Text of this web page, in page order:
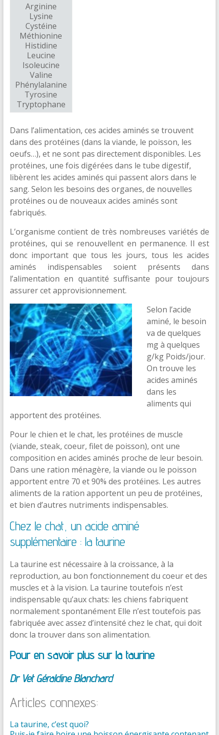
Arginine
Lysine
Cystéine
Méthionine
Histidine
Leucine
Isoleucine
Valine
Phénylalanine
Tyrosine
Tryptophane
Dans l’alimentation, ces acides aminés se trouvent
dans des protéines (dans la viande, le poisson, les
oeufs…), et ne sont pas directement disponibles. Les
protéines, une fois digérées dans le tube digestif,
libèrent les acides aminés qui passent alors dans le
sang. Selon les besoins des organes, de nouvelles
protéines ou de nouveaux acides aminés sont
fabriqués.
L’organisme contient de très nombreuses variétés de
protéines, qui se renouvellent en permanence. Il est
donc important que tous les jours, tous les acides
aminés indispensables soient présents dans
l’alimentation en quantité suffisante pour toujours
assurer cet approvisionnement.
Selon l’acide
aminé, le besoin
va de quelques
mg à quelques
g/kg Poids/jour.
On trouve les
acides aminés
dans les
aliments qui
apportent des protéines.
Pour le chien et le chat, les protéines de muscle
(viande, steak, coeur, filet de poisson), ont une
composition en acides aminés proche de leur besoin.
Dans une ration ménagère, la viande ou le poisson
apportent entre 70 et 90% des protéines. Les autres
aliments de la ration apportent un peu de protéines,
et bien d’autres nutriments indispensables.
Chez le chat, un acide aminé
supplémentaire : la taurine
La taurine est nécessaire à la croissance, à la
reproduction, au bon fonctionnement du coeur et des
muscles et à la vision. La taurine toutefois n’est
indispensable qu’aux chats: les chiens fabriquent
normalement spontanément Elle n’est toutefois pas
fabriquée avec assez d’intensité chez le chat, qui doit
donc la trouver dans son alimentation.
Pour en savoir plus sur la taurine
Dr Vet Géraldine Blanchard
Articles connexes:
La taurine, c’est quoi?